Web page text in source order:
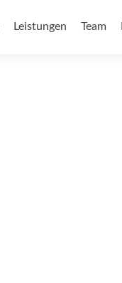
Leistungen Team